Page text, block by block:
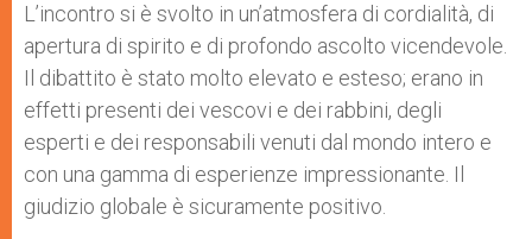
L’incontro si è svolto in un’atmosfera di cordialità, di
apertura di spirito e di profondo ascolto vicendevole.
Il dibattito è stato molto elevato e esteso; erano in
effetti presenti dei vescovi e dei rabbini, degli
esperti e dei responsabili venuti dal mondo intero e
con una gamma di esperienze impressionante. Il
giudizio globale è sicuramente positivo.